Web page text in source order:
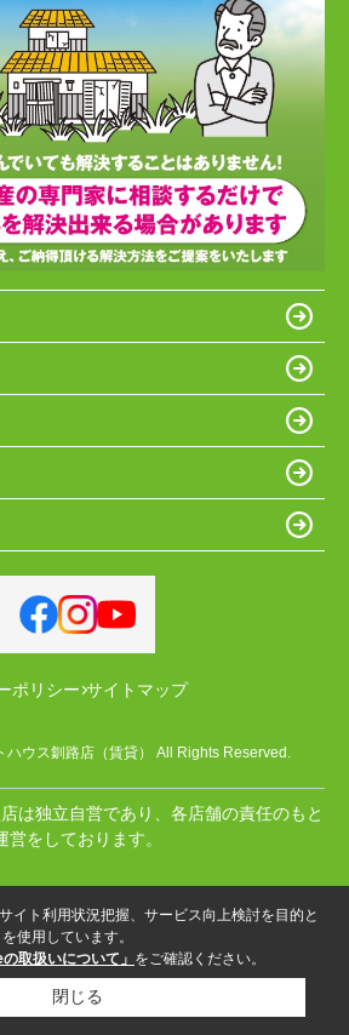
ポリシー サイトマップ
ハウス釧路店（賃貸） All Rights Reserved.
は独立自営であり、各店舗の責任のもと
営をしております。
イト利用状況把握、サービス向上検討を目的と
使用しています。
の取扱いについて」 をご確認ください。
閉じる